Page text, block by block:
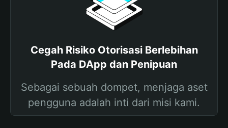
Cegah Risiko Otorisasi Berlebihan
Pada DApp dan Penipuan
Sebagai sebuah dompet, menjaga aset
pengguna adalah inti dari misi kami.